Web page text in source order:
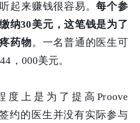
起来赚钱很容易。每个参
纳30美元，这笔钱是为了
药物。一名普通的医生可
，000美元。
上是为了提高Proove
约的医生并没有实际参与